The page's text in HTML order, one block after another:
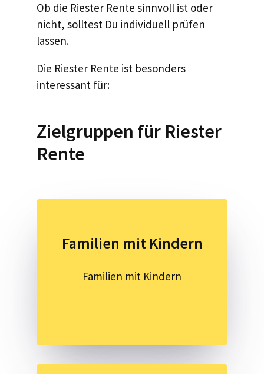
Ob die Riester Rente sinnvoll ist oder
nicht, solltest Du individuell prüfen
lassen.
Die Riester Rente ist besonders
interessant für:
Zielgruppen für Riester
Rente
Familien mit Kindern
Familien mit Kindern